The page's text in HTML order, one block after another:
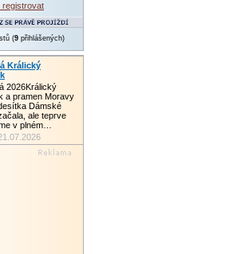
registrovat
(9 přihlášených)
Králický
2026Králický
a pramen Moravy
Dámské
ale teprve
v plném…